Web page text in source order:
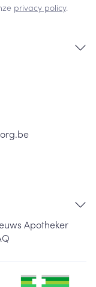
privacy policy.
Apotheker